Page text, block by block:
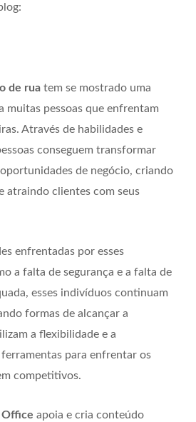
de rua tem se mostrado uma
muitas pessoas que enfrentam
Através de habilidades e
conseguem transformar
de negócio, criando
atraindo clientes com seus
enfrentadas por esses
a falta de segurança e a falta de
esses indivíduos continuam
formas de alcançar a
a flexibilidade e a
para enfrentar os
competitivos.
Office apoia e cria conteúdo